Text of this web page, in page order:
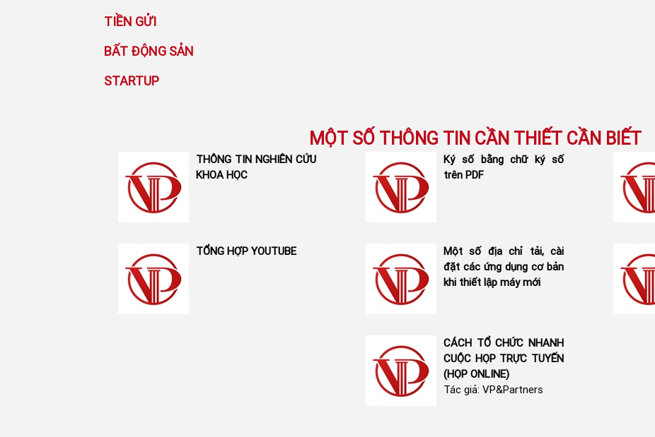
TIỀN GỬI
BẤT ĐỘNG SẢN
STARTUP
MỘT SỐ THÔNG TIN CẦN THIẾT CẦN BIẾT
THÔNG TIN NGHIÊN CỨU
KHOA HỌC
Ký số bằng chữ ký số
trên PDF
TỔNG HỢP YOUTUBE
Một số địa chỉ tải, cài
đặt các ứng dụng cơ bản
khi thiết lập máy mới
CÁCH TỔ CHỨC NHANH
CUỘC HỌP TRỰC TUYẾN
(HỌP ONLINE)
Tác giả: VP&Partners